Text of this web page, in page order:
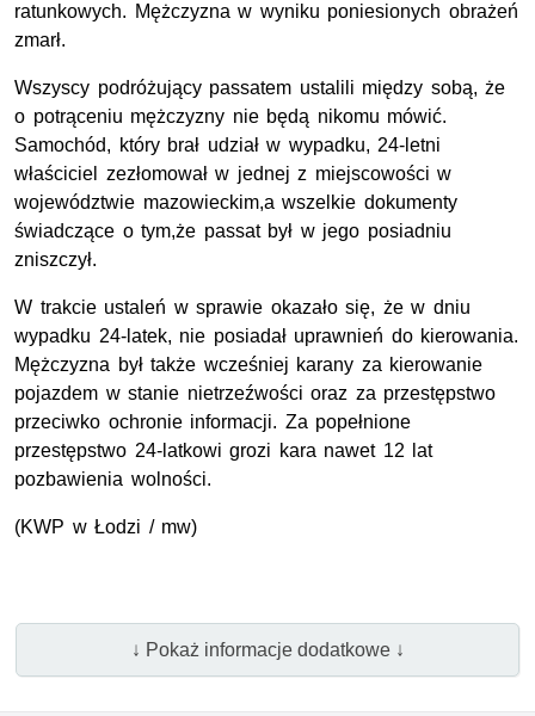
ratunkowych. Mężczyzna w wyniku poniesionych obrażeń
zmarł.
Wszyscy podróżujący passatem ustalili między sobą, że
o potrąceniu mężczyzny nie będą nikomu mówić.
Samochód, który brał udział w wypadku, 24-letni
właściciel zezłomował w jednej z miejscowości w
województwie mazowieckim,a wszelkie dokumenty
świadczące o tym,że passat był w jego posiadniu
zniszczył.
W trakcie ustaleń w sprawie okazało się, że w dniu
wypadku 24-latek, nie posiadał uprawnień do kierowania.
Mężczyzna był także wcześniej karany za kierowanie
pojazdem w stanie nietrzeźwości oraz za przestępstwo
przeciwko ochronie informacji. Za popełnione
przestępstwo 24-latkowi grozi kara nawet 12 lat
pozbawienia wolności.
(KWP w Łodzi / mw)
↓ Pokaż informacje dodatkowe ↓